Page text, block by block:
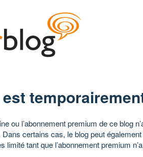
ou l’abonnement premium de ce blog
certains cas, le blog peut
limité tant que l’abonnement premium